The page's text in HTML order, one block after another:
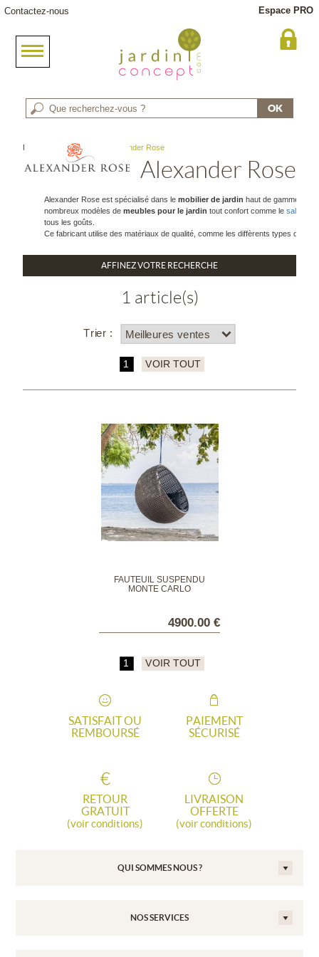
Contactez-nous Espace PRO
Meuble jardin> Marque : Alexander Rose
Alexander Rose
Alexander Rose est spécialisé dans lemobilier de jardin haut de gamme
nombreux modèles demeubles pour le jardin tout confort comme lesalon de
tous les goûts.
Ce fabricant utilise des matériaux de qualité, comme les diffèrents types de
AFFINEZ VOTRE RECHERCHE
1 article(s)
Trier :
1 VOIR TOUT
FAUTEUIL SUSPENDU
MONTE CARLO
4900.00 €
1 VOIR TOUT
SATISFAIT OU
REMBOURSÉ
PAIEMENT
SÉCURISÉ
RETOUR
GRATUIT
(voir conditions)
LIVRAISON
OFFERTE
(voir conditions)
QUI SOMMES NOUS ?
NOS SERVICES